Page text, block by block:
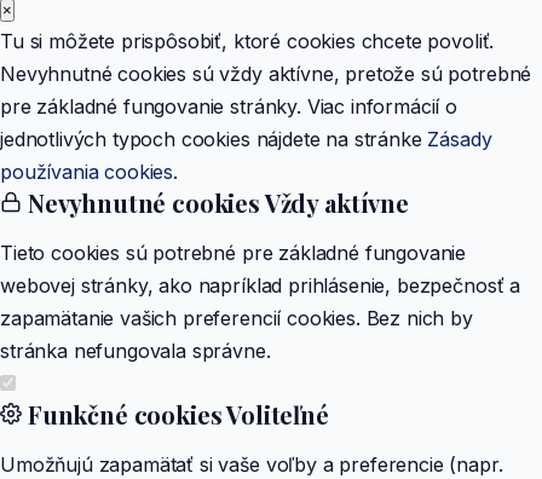
×
Tu si môžete prispôsobiť, ktoré cookies chcete povoliť.
Nevyhnutné cookies sú vždy aktívne, pretože sú potrebné
pre základné fungovanie stránky. Viac informácií o
jednotlivých typoch cookies nájdete na stránke Zásady
používania cookies.
Nevyhnutné cookiesVždy aktívne
Tieto cookies sú potrebné pre základné fungovanie
webovej stránky, ako napríklad prihlásenie, bezpečnosť a
zapamätanie vašich preferencií cookies. Bez nich by
stránka nefungovala správne.
Funkčné cookiesVoliteľné
Umožňujú zapamätať si vaše voľby a preferencie (napr.